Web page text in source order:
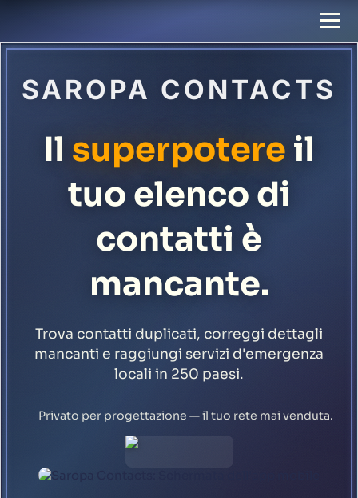
SAROPA CONTACTS
Il superpotere il
tuo elenco di
contatti è
mancante.
Trova contatti duplicati, correggi dettagli
mancanti e raggiungi servizi d'emergenza
locali in 250 paesi.
Privato per progettazione — il tuo rete mai venduta.